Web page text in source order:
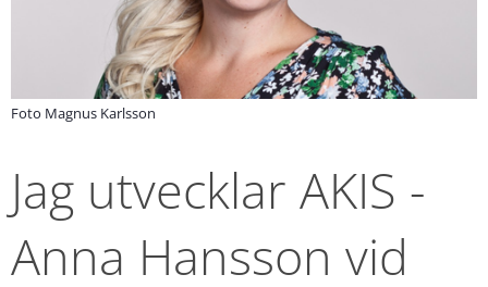
Foto Magnus Karlsson
Jag utvecklar AKIS -
Anna Hansson vid